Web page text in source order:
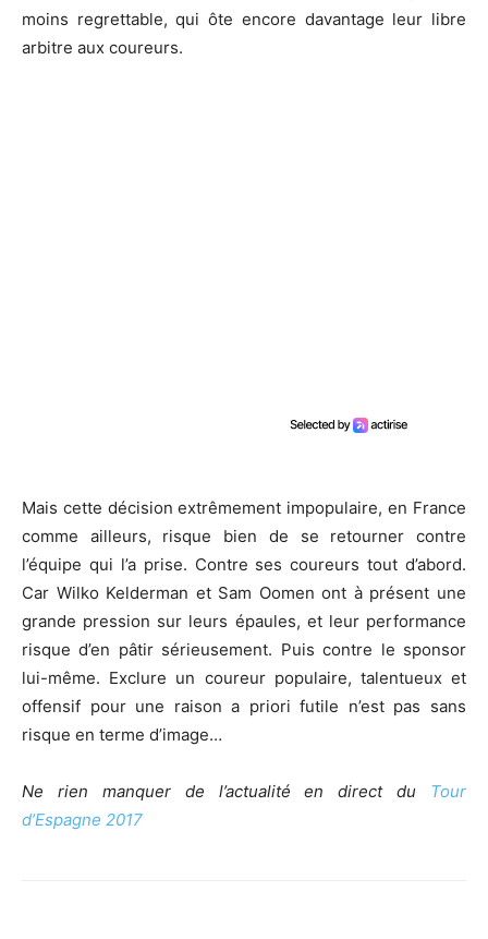
moins regrettable, qui ôte encore davantage leur libre
arbitre aux coureurs.
Mais cette décision extrêmement impopulaire, en France
comme ailleurs, risque bien de se retourner contre
l’équipe qui l’a prise. Contre ses coureurs tout d’abord.
Car Wilko Kelderman et Sam Oomen ont à présent une
grande pression sur leurs épaules, et leur performance
risque d’en pâtir sérieusement. Puis contre le sponsor
lui-même. Exclure un coureur populaire, talentueux et
offensif pour une raison a priori futile n’est pas sans
risque en terme d’image…
Ne rien manquer de l’actualité en direct du Tour
d’Espagne 2017